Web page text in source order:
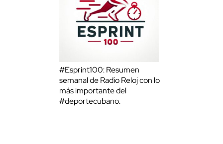
#Esprint100: Resumen
semanal de Radio Reloj con lo
más importante del
#deportecubano.